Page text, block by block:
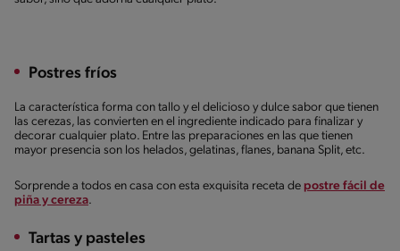
Postres fríos
La característica forma con tallo y el delicioso y dulce sabor que tienen
las cerezas, las convierten en el ingrediente indicado para finalizar y
decorar cualquier plato. Entre las preparaciones en las que tienen
mayor presencia son los helados, gelatinas, flanes, banana Split, etc.
Sorprende a todos en casa con esta exquisita receta de postre fácil de
piña y cereza.
Tartas y pasteles